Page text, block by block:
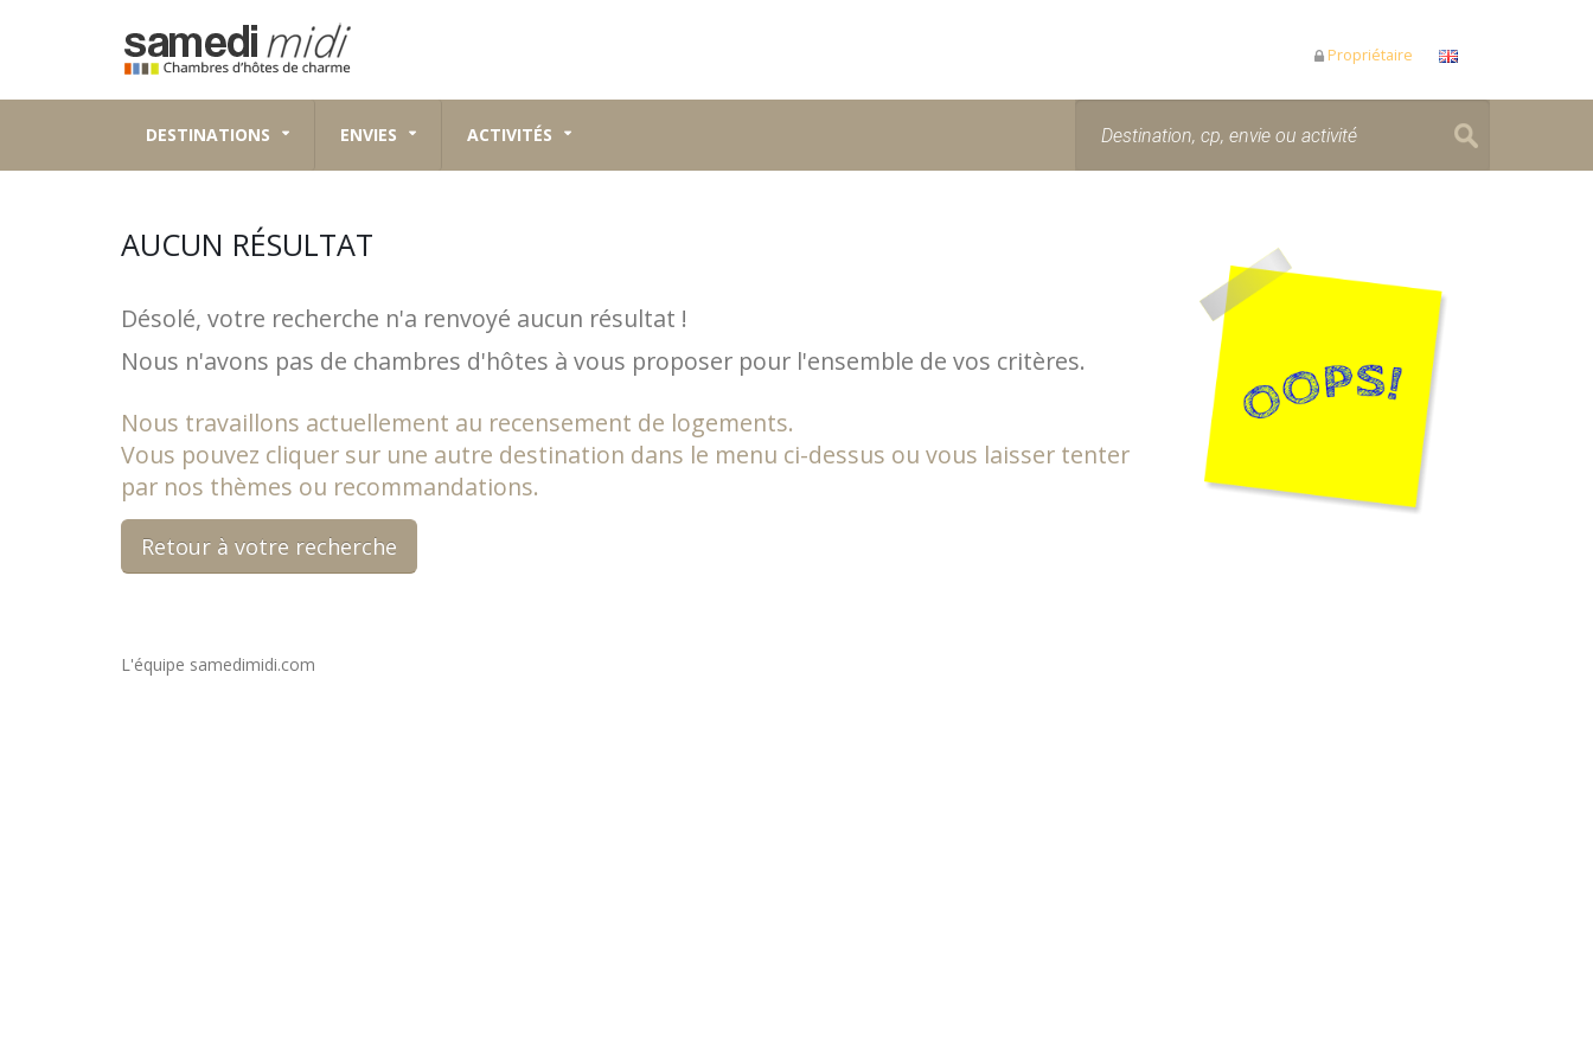
Propriétaire
DESTINATIONS ENVIES ACTIVITÉS
AUCUN RÉSULTAT
Désolé, votre recherche n'a renvoyé aucun résultat !
Nous n'avons pas de chambres d'hôtes à vous proposer pour l'ensemble de vos critères.
Nous travaillons actuellement au recensement de logements.
Vous pouvez cliquer sur une autre destination dans le menu ci-dessus ou vous laisser tenter
par nos thèmes ou recommandations.
Retour à votre recherche
L'équipe samedimidi.com